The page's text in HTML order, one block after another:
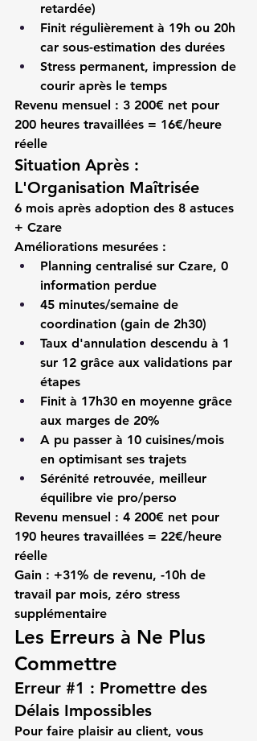
retardée)
Finit régulièrement à 19h ou 20h
car sous-estimation des durées
Stress permanent, impression de
courir après le temps
Revenu mensuel : 3 200€ net pour
200 heures travaillées = 16€/heure
réelle
Situation Après :
L'Organisation Maîtrisée
6 mois après adoption des 8 astuces
+ Czare
Améliorations mesurées :
Planning centralisé sur Czare, 0
information perdue
45 minutes/semaine de
coordination (gain de 2h30)
Taux d'annulation descendu à 1
sur 12 grâce aux validations par
étapes
Finit à 17h30 en moyenne grâce
aux marges de 20%
A pu passer à 10 cuisines/mois
en optimisant ses trajets
Sérénité retrouvée, meilleur
équilibre vie pro/perso
Revenu mensuel : 4 200€ net pour
190 heures travaillées = 22€/heure
réelle
Gain : +31% de revenu, -10h de
travail par mois, zéro stress
supplémentaire
Les Erreurs à Ne Plus
Commettre
Erreur #1 : Promettre des
Délais Impossibles
Pour faire plaisir au client, vous